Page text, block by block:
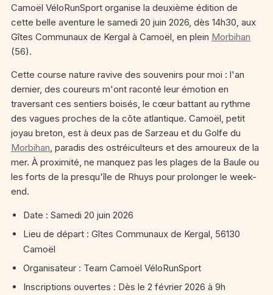
Camoël VéloRunSport organise la deuxième édition de
cette belle aventure le samedi 20 juin 2026, dès 14h30, aux
Gîtes Communaux de Kergal à Camoël, en plein Morbihan
(56).
Cette course nature ravive des souvenirs pour moi : l'an
dernier, des coureurs m'ont raconté leur émotion en
traversant ces sentiers boisés, le cœur battant au rythme
des vagues proches de la côte atlantique. Camoël, petit
joyau breton, est à deux pas de Sarzeau et du Golfe du
Morbihan, paradis des ostréiculteurs et des amoureux de la
mer. À proximité, ne manquez pas les plages de la Baule ou
les forts de la presqu'île de Rhuys pour prolonger le week-
end.
Date : Samedi 20 juin 2026
Lieu de départ : Gîtes Communaux de Kergal, 56130
Camoël
Organisateur : Team Camoël VéloRunSport
Inscriptions ouvertes : Dès le 2 février 2026 à 9h